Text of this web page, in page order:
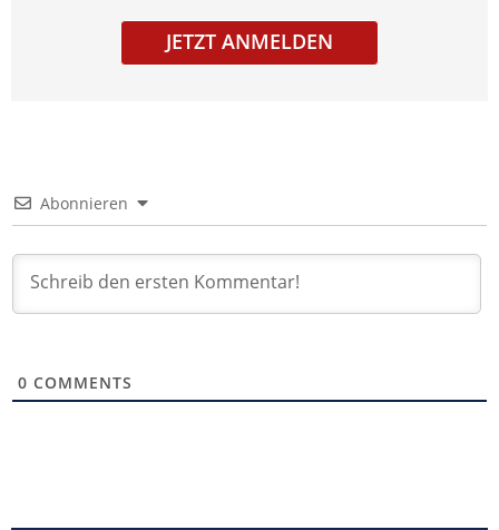
JETZT ANMELDEN
Abonnieren
0 COMMENTS